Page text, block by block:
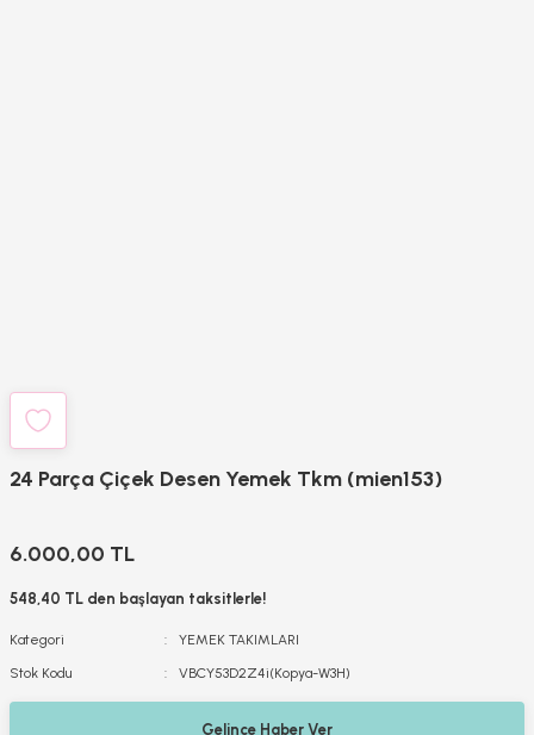
24 Parça Çiçek Desen Yemek Tkm (mien153)
6.000,00 TL
548,40 TL den başlayan taksitlerle!
Kategori
YEMEK TAKIMLARI
Stok Kodu
VBCY53D2Z4i(Kopya-W3H)
Gelince Haber Ver